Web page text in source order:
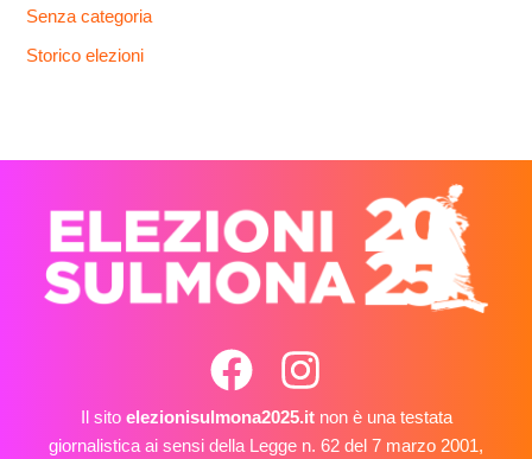
Senza categoria
Storico elezioni
Il sito elezionisulmona2025.itnon è una testata
giornalistica ai sensi della Legge n. 62 del 7 marzo 2001,